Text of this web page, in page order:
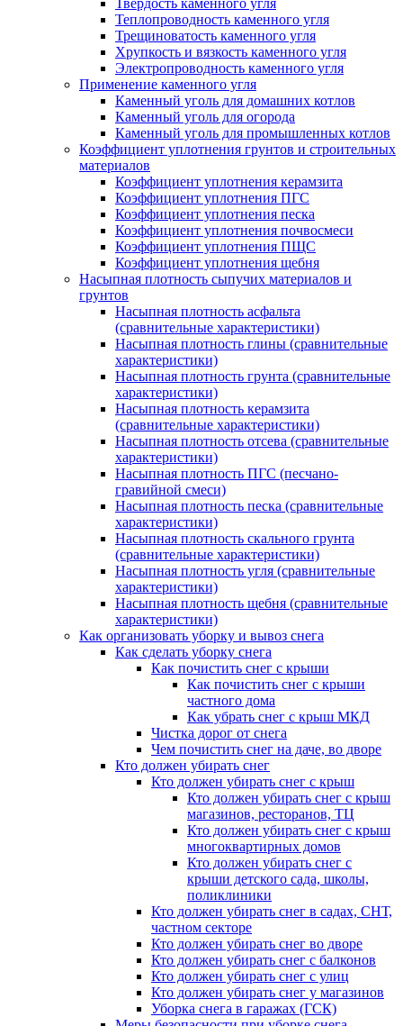
Твёрдость каменного угля
Теплопроводность каменного угля
Трещиноватость каменного угля
Хрупкость и вязкость каменного угля
Электропроводность каменного угля
Применение каменного угля
Каменный уголь для домашних котлов
Каменный уголь для огорода
Каменный уголь для промышленных котлов
Коэффициент уплотнения грунтов и строительных
материалов
Коэффициент уплотнения керамзита
Коэффициент уплотнения ПГС
Коэффициент уплотнения песка
Коэффициент уплотнения почвосмеси
Коэффициент уплотнения ПЩС
Коэффициент уплотнения щебня
Насыпная плотность сыпучих материалов и
грунтов
Насыпная плотность асфальта
(сравнительные характеристики)
Насыпная плотность глины (сравнительные
характеристики)
Насыпная плотность грунта (сравнительные
характеристики)
Насыпная плотность керамзита
(сравнительные характеристики)
Насыпная плотность отсева (сравнительные
характеристики)
Насыпная плотность ПГС (песчано-
гравийной смеси)
Насыпная плотность песка (сравнительные
характеристики)
Насыпная плотность скального грунта
(сравнительные характеристики)
Насыпная плотность угля (сравнительные
характеристики)
Насыпная плотность щебня (сравнительные
характеристики)
Как организовать уборку и вывоз снега
Как сделать уборку снега
Как почистить снег с крыши
Как почистить снег с крыши
частного дома
Как убрать снег с крыш МКД
Чистка дорог от снега
Чем почистить снег на даче, во дворе
Кто должен убирать снег
Кто должен убирать снег с крыш
Кто должен убирать снег с крыш
магазинов, ресторанов, ТЦ
Кто должен убирать снег с крыш
многоквартирных домов
Кто должен убирать снег с
крыши детского сада, школы,
поликлиники
Кто должен убирать снег в садах, СНТ,
частном секторе
Кто должен убирать снег во дворе
Кто должен убирать снег с балконов
Кто должен убирать снег с улиц
Кто должен убирать снег у магазинов
Уборка снега в гаражах (ГСК)